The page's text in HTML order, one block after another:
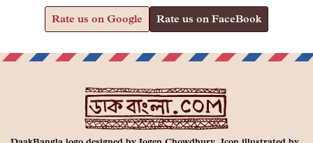
Rate us on Google Rate us on FaceBook